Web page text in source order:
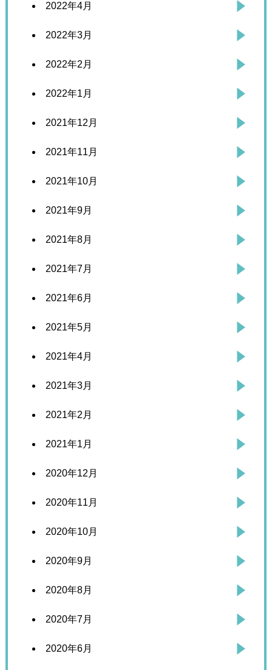
2022年4月
2022年3月
2022年2月
2022年1月
2021年12月
2021年11月
2021年10月
2021年9月
2021年8月
2021年7月
2021年6月
2021年5月
2021年4月
2021年3月
2021年2月
2021年1月
2020年12月
2020年11月
2020年10月
2020年9月
2020年8月
2020年7月
2020年6月